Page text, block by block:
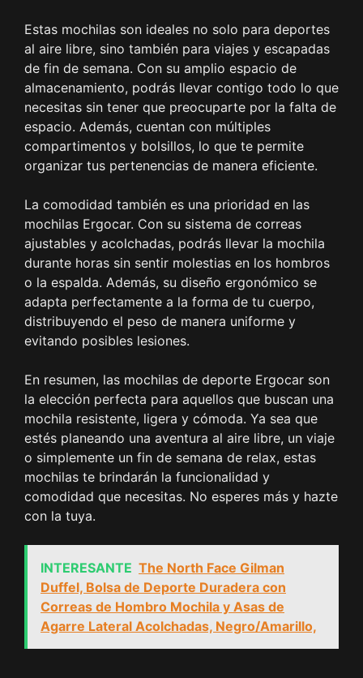
Estas mochilas son ideales no solo para deportes
al aire libre, sino también para viajes y escapadas
de fin de semana. Con su amplio espacio de
almacenamiento, podrás llevar contigo todo lo que
necesitas sin tener que preocuparte por la falta de
espacio. Además, cuentan con múltiples
compartimentos y bolsillos, lo que te permite
organizar tus pertenencias de manera eficiente.
La comodidad también es una prioridad en las
mochilas Ergocar. Con su sistema de correas
ajustables y acolchadas, podrás llevar la mochila
durante horas sin sentir molestias en los hombros
o la espalda. Además, su diseño ergonómico se
adapta perfectamente a la forma de tu cuerpo,
distribuyendo el peso de manera uniforme y
evitando posibles lesiones.
En resumen, las mochilas de deporte Ergocar son
la elección perfecta para aquellos que buscan una
mochila resistente, ligera y cómoda. Ya sea que
estés planeando una aventura al aire libre, un viaje
o simplemente un fin de semana de relax, estas
mochilas te brindarán la funcionalidad y
comodidad que necesitas. No esperes más y hazte
con la tuya.
INTERESANTE The North Face Gilman
Duffel, Bolsa de Deporte Duradera con
Correas de Hombro Mochila y Asas de
Agarre Lateral Acolchadas, Negro/Amarillo,